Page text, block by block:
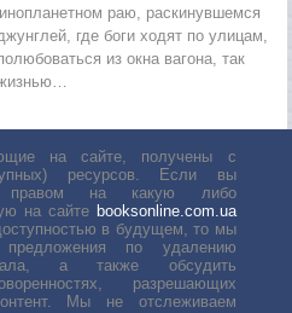
раю, раскинувшемся
где боги ходят по улицам,
из окна вагона, так
на сайте, получены с
ресурсов. Если вы
правом на какую либо
на сайте booksonline.com.ua
в будущем, то мы
предложения по удалению
а также обсудить
разрешающих
Мы не отслеживаем